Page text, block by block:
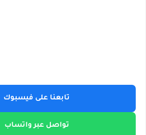
تابعنا على فيسبوك
تواصل عبر واتساب